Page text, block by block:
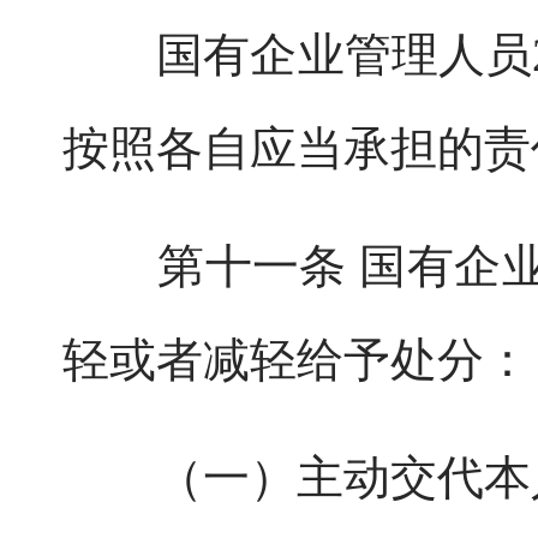
国有企业管理人员2
按照各自应当承担的
第十一条 国有企业
轻或者减轻给予处分：
（一）主动交代本